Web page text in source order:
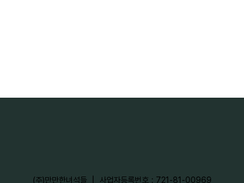
​(주)만만한녀석들 | 사업자등록번호 : 721-81-00969